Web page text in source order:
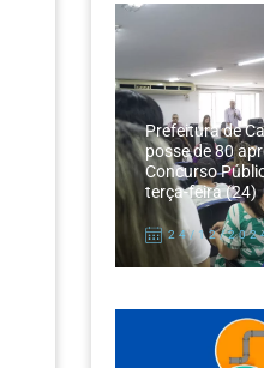
Prefeitura de
posse de 80
Concurso
terça-feira (24)
24/12/